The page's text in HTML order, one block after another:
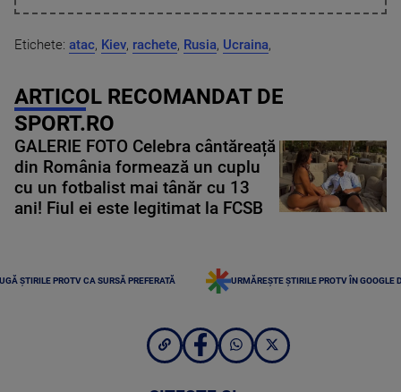
Etichete: atac, Kiev, rachete, Rusia, Ucraina,
ARTICOL RECOMANDAT DE
SPORT.RO
GALERIE FOTO Celebra cântăreață
din România formează un cuplu
cu un fotbalist mai tânăr cu 13
ani! Fiul ei este legitimat la FCSB
ȘTIRILE PROTV CA SURSĂ PREFERATĂ URMĂREȘTE ȘTIRILE PROTV ÎN GOOGLE